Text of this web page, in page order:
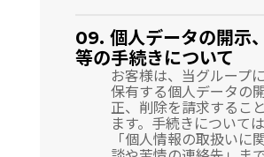
09. 個人データの開示
等の手続きについて
お客様は、当グループに
保有する個人データの
正、削除を請求するこ
ます。手続きについて
「個人情報の取扱いに